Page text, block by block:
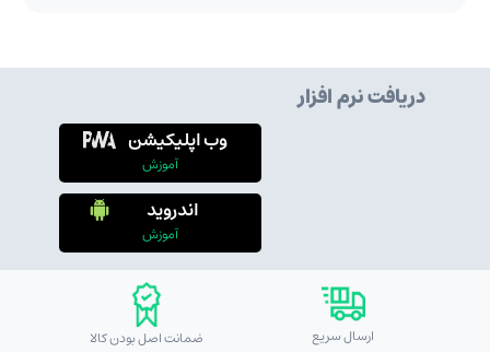
دریافت نرم افزار
وب اپلیکیشن
آموزش
اندروید
آموزش
ارسال سریع ضمانت اصل بودن کالا